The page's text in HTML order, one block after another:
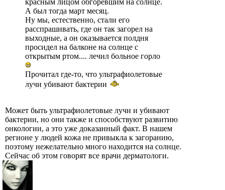
красным лицом обгоревшим на солнце.
А был тогда март месяц.
Ну мы, естественно, стали его
расспрашивать, где он так загорел на
выходные, а он оказывается полдня
просидел на балконе на солнце с
открытым ртом.... лечил больное горло
Прочитал где-то, что ультрафиолетовые
лучи убивают бактерии
Может быть ультрафиолетовые лучи и убивают
бактерии, но они также и способствуют развитию
онкологии, а это уже доказанный факт. В нашем
регионе у людей кожа не привыкла к загоранию,
поэтому нежелательно много находится на солнце.
Сейчас об этом говорят все врачи дерматологи.